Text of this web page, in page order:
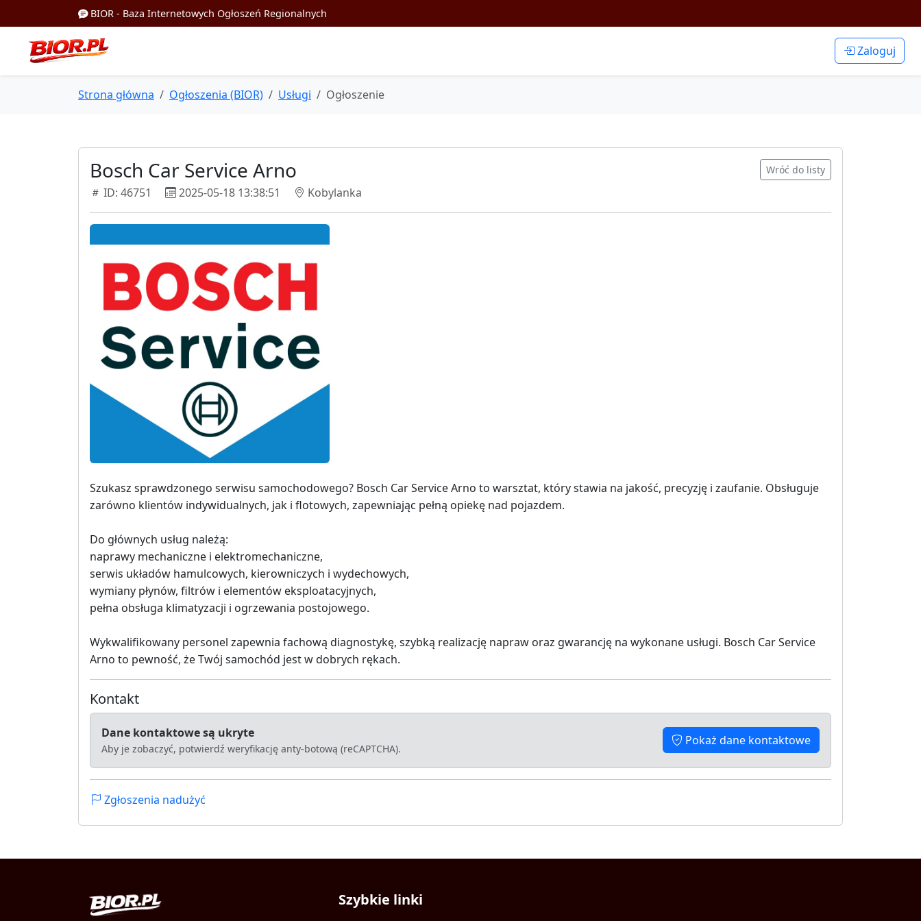
BIOR - Baza Internetowych Ogłoszeń Regionalnych
Zaloguj
Strona główna Ogłoszenia (BIOR) Usługi Ogłoszenie
Bosch Car Service Arno
ID: 46751 2025-05-18 13:38:51 Kobylanka
Wróć do listy
Szukasz sprawdzonego serwisu samochodowego? Bosch Car Service Arno to warsztat, który stawia na jakość, precyzję i zaufanie. Obsługuje
zarówno klientów indywidualnych, jak i flotowych, zapewniając pełną opiekę nad pojazdem.
Do głównych usług należą:
naprawy mechaniczne i elektromechaniczne,
serwis układów hamulcowych, kierowniczych i wydechowych,
wymiany płynów, filtrów i elementów eksploatacyjnych,
pełna obsługa klimatyzacji i ogrzewania postojowego.
Wykwalifikowany personel zapewnia fachową diagnostykę, szybką realizację napraw oraz gwarancję na wykonane usługi. Bosch Car Service
Arno to pewność, że Twój samochód jest w dobrych rękach.
Kontakt
Dane kontaktowe są ukryte
Aby je zobaczyć, potwierdź weryfikację anty-botową (reCAPTCHA).
Pokaż dane kontaktowe
Zgłoszenia nadużyć
Szybkie linki